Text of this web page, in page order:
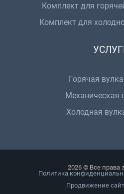
Комплект для
Комплект для
Горячая
Механическая
Холодная
2026 © Все
Политика
Продвижение